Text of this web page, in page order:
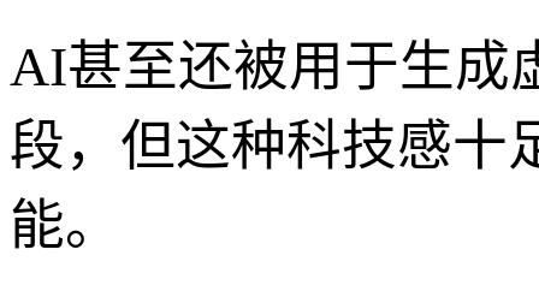
AI甚至还被用于生成
段，但这种科技感十
能。